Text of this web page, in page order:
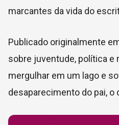
marcantes da vida do
Publicado originalmente
sobre juventude, política e
mergulhar em um lago e
desaparecimento do pai, o